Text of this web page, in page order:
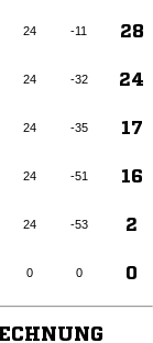
24 -11 28
24 -32 24
24 -35 17
24 -51 16
24 -53 2
0 0 0